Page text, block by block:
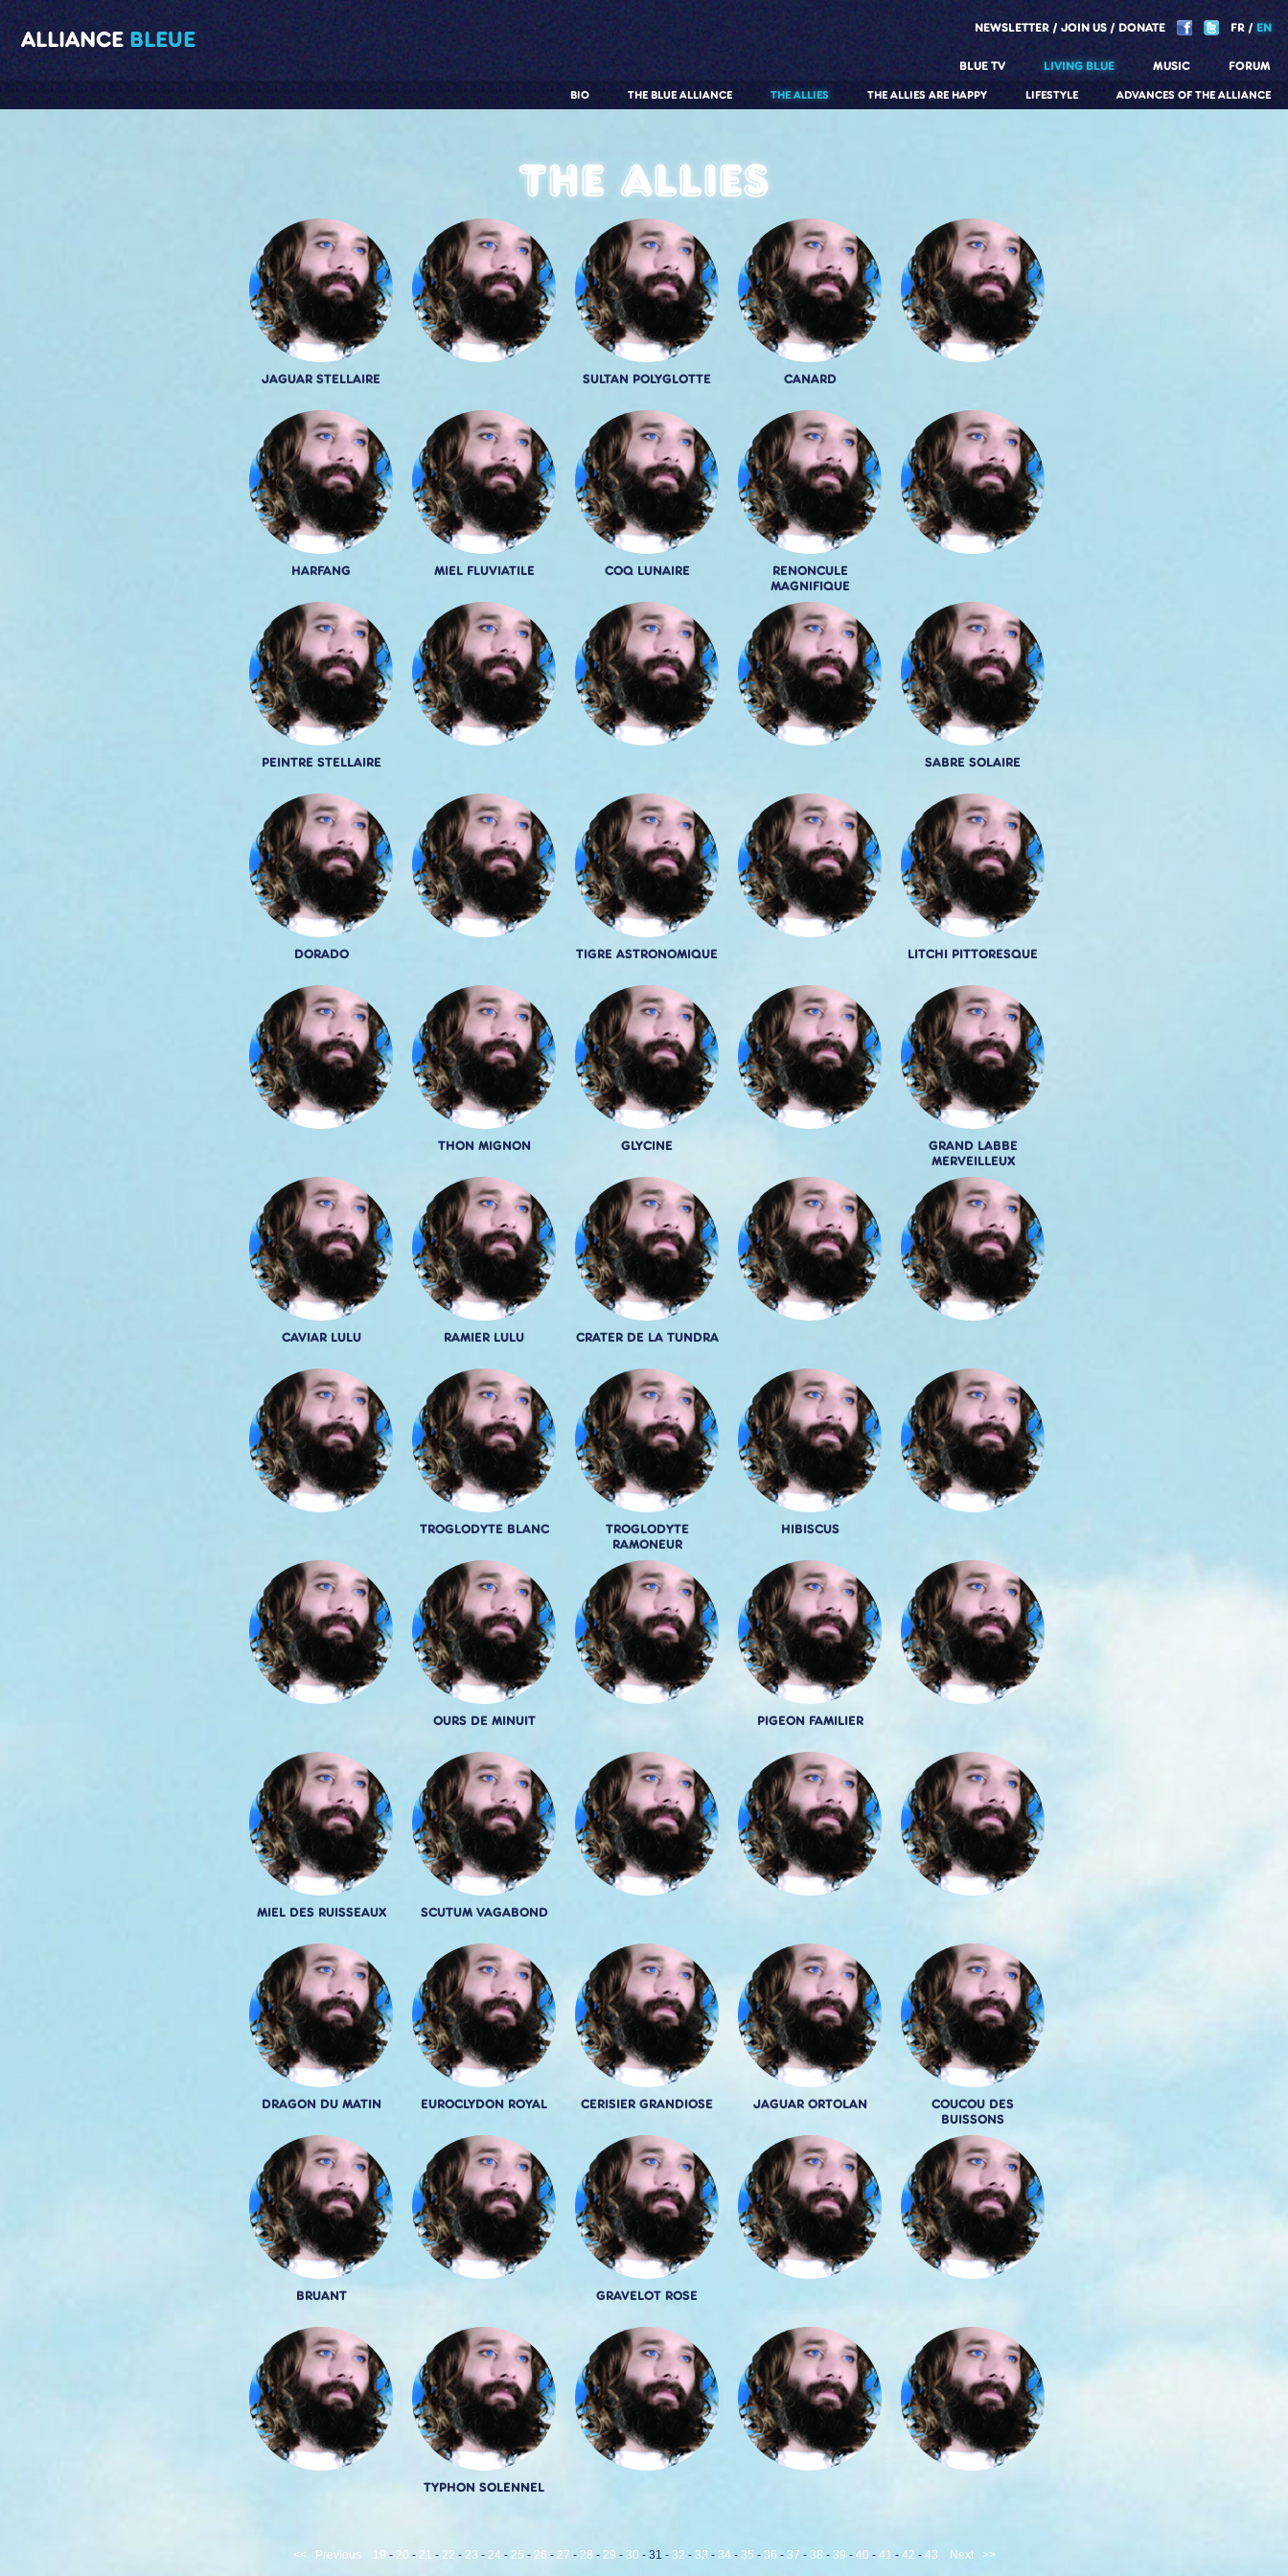
ALLIANCE BLEUE NEWSLETTER JOIN US DONATE FR EN
BLUE TV LIVING BLUE
ADVANCES OF THE ALLIANCE
LIFESTYLE
THE ALLIES ARE HAPPY
THE ALLIES
THE BLUE ALLIANCE
BIO
MUSIC FORUM
The allies
JAGUAR STELLAIRE SULTAN POLYGLOTTE CANARD
HARFANG MIEL FLUVIATILE COQ LUNAIRE
RENONCULE
MAGNIFIQUE
PEINTRE STELLAIRE SABRE SOLAIRE
DORADO TIGRE ASTRONOMIQUE LITCHI PITTORESQUE
THON MIGNON GLYCINE
GRAND LABBE
MERVEILLEUX
CAVIAR LULU RAMIER LULU CRATER DE LA TUNDRA
TROGLODYTE BLANC
TROGLODYTE
RAMONEUR
HIBISCUS
OURS DE MINUIT PIGEON FAMILIER
MIEL DES RUISSEAUX SCUTUM VAGABOND
DRAGON DU MATIN EUROCLYDON ROYAL CERISIER GRANDIOSE JAGUAR ORTOLAN
COUCOU DES
BUISSONS
BRUANT GRAVELOT ROSE
TYPHON SOLENNEL
<< Previous 19 - 20 - 21 - 22 - 23 - 24 - 25 - 26 - 27 - 28 - 29 - 30 - 31 - 32 - 33 - 34 - 35 - 36 - 37 - 38 - 39 - 40 - 41 - 42 - 43 Next >>